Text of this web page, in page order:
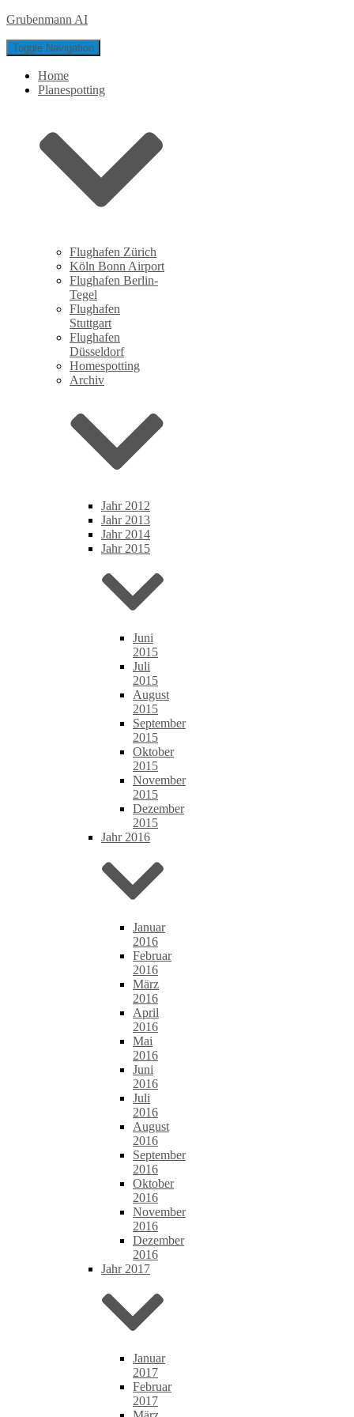
Grubenmann AI
Toggle Navigation
Home
Planespotting
Flughafen Zürich
Köln Bonn Airport
Flughafen Berlin-
Tegel
Flughafen
Stuttgart
Flughafen
Düsseldorf
Homespotting
Archiv
Jahr 2012
Jahr 2013
Jahr 2014
Jahr 2015
Juni
2015
Juli
2015
August
2015
September
2015
Oktober
2015
November
2015
Dezember
2015
Jahr 2016
Januar
2016
Februar
2016
März
2016
April
2016
Mai
2016
Juni
2016
Juli
2016
August
2016
September
2016
Oktober
2016
November
2016
Dezember
2016
Jahr 2017
Januar
2017
Februar
2017